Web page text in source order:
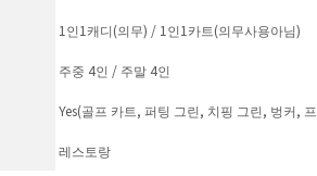
1 인 1 캐디 (의무) / 1 인 1 카트(의무사용아님)
주중 4인 / 주말 4인
Yes(골프 카트, 퍼팅 그린 , 치핑 그린 , 벙커 ,
레스토랑